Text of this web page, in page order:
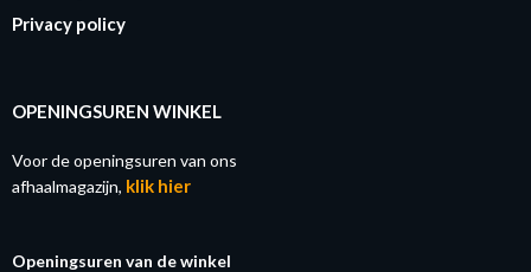
Privacy policy
OPENINGSUREN WINKEL
Voor de openingsuren van ons
afhaalmagazijn, klik hier
Openingsuren van de winkel